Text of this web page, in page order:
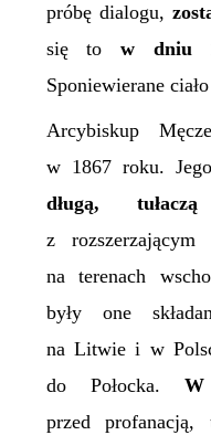
próbę dialogu,
się tow dniu
Sponiewierane
Arcybiskup
w 1867 roku.
długą,
z rozszerzającym
na terenach
były one
na Litwie i w
do Połocka.
przed profanacją,